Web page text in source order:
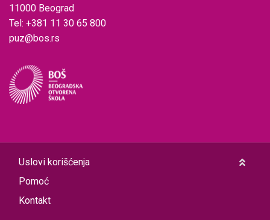
11000 Beograd
Tel: +381 11 30 65 800
puz@bos.rs
Uslovi korišćenja
Pomoć
Kontakt